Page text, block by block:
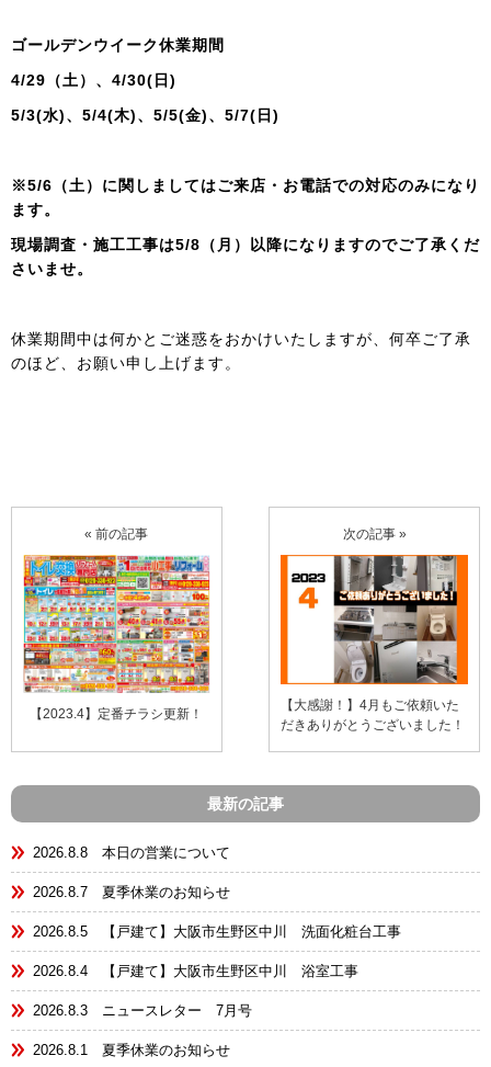
ゴールデンウイーク休業期間
4/29（土）、4/30(日)
5/3(水)、5/4(木)、5/5(金)、5/7(日)
※5/6（土）に関しましてはご来店・お電話での対応のみになり
ます。
現場調査・施工工事は5/8（月）以降になりますのでご了承くだ
さいませ。
休業期間中は何かとご迷惑をおかけいたしますが、何卒ご了承
のほど、お願い申し上げます。
« 前の記事
【2023.4】定番チラシ更新！
次の記事 »
【大感謝！】4月もご依頼いた
だきありがとうございました！
最新の記事
2026.8.8 本日の営業について
2026.8.7 夏季休業のお知らせ
2026.8.5 【戸建て】大阪市生野区中川 洗面化粧台工事
2026.8.4 【戸建て】大阪市生野区中川 浴室工事
2026.8.3 ニュースレター 7月号
2026.8.1 夏季休業のお知らせ